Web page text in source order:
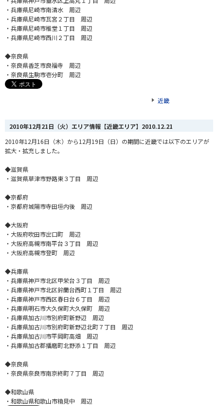
・兵庫県尼崎市南清水 周辺
・兵庫県尼崎市瓦宮２丁目 周辺
・兵庫県尼崎市椎堂１丁目 周辺
・兵庫県尼崎市西川２丁目 周辺
◆奈良県
・奈良県香芝市良福寺 周辺
・奈良県生駒市壱分町 周辺
近畿
2010年12月21日（火）エリア情報【近畿エリア】 2010.12.21
2010年12月16日（木）から12月19日（日）の期間に近畿では以下のエリアが
拡大・拡充しました。
◆滋賀県
・滋賀県草津市野路東３丁目 周辺
◆京都府
・京都府城陽市寺田垣内後 周辺
◆大阪府
・大阪府吹田市出口町 周辺
・大阪府高槻市南平台３丁目 周辺
・大阪府高槻市登町 周辺
◆兵庫県
・兵庫県神戸市北区甲栄台３丁目 周辺
・兵庫県神戸市北区鈴蘭台西町１丁目 周辺
・兵庫県神戸市西区春日台６丁目 周辺
・兵庫県明石市大久保町大久保町 周辺
・兵庫県加古川市別府町新野辺 周辺
・兵庫県加古川市別府町新野辺北町７丁目 周辺
・兵庫県加古川市平岡町高畑 周辺
・兵庫県加古郡播磨町北野添１丁目 周辺
◆奈良県
・奈良県奈良市南京終町７丁目 周辺
◆和歌山県
・和歌山県和歌山市楠見中 周辺